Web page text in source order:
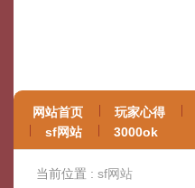
网站首页 玩家心得
sf网站
3000ok
当前位置 : sf网站